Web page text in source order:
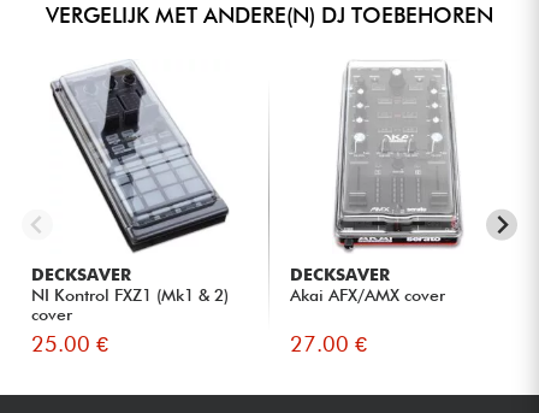
VERGELIJK MET ANDERE(N) DJ TOEBEHOREN
DECKSAVER
NI Kontrol FXZ1 (Mk1 & 2)
cover
25.00 €
DECKSAVER
Akai AFX/AMX cover
27.00 €